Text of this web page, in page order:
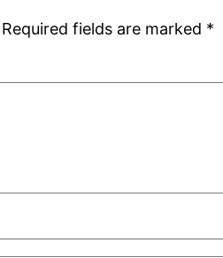
Required fields are marked *